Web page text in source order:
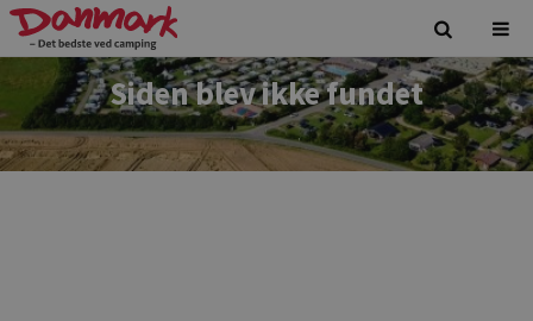
Siden blev ikke fundet